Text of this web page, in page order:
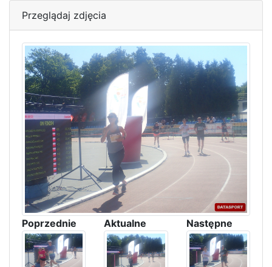
Przeglądaj zdjęcia
Poprzednie Aktualne Następne